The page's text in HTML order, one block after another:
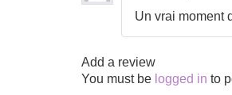
Un vrai moment
Add a review
You must be logged in to